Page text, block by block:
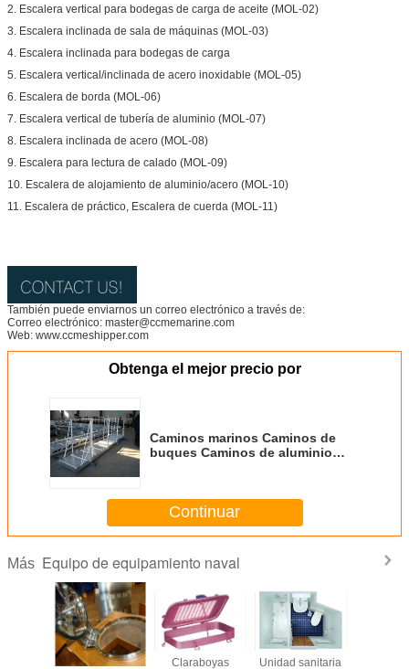
2. Escalera vertical para bodegas de carga de aceite (MOL-02)
3. Escalera inclinada de sala de máquinas (MOL-03)
4. Escalera inclinada para bodegas de carga
5. Escalera vertical/inclinada de acero inoxidable (MOL-05)
6. Escalera de borda (MOL-06)
7. Escalera vertical de tubería de aluminio (MOL-07)
8. Escalera inclinada de acero (MOL-08)
9. Escalera para lectura de calado (MOL-09)
10. Escalera de alojamiento de aluminio/acero (MOL-10)
11. Escalera de práctico, Escalera de cuerda (MOL-11)
También puede enviarnos un correo electrónico a través de:
Correo electrónico: master@ccmemarine.com
Web: www.ccmeshipper.com
Obtenga el mejor precio por
Caminos marinos Caminos de
buques Caminos de aluminio
Continuar
Más Equipo de equipamiento naval
Escotillas Claraboyas Unidad sanitaria